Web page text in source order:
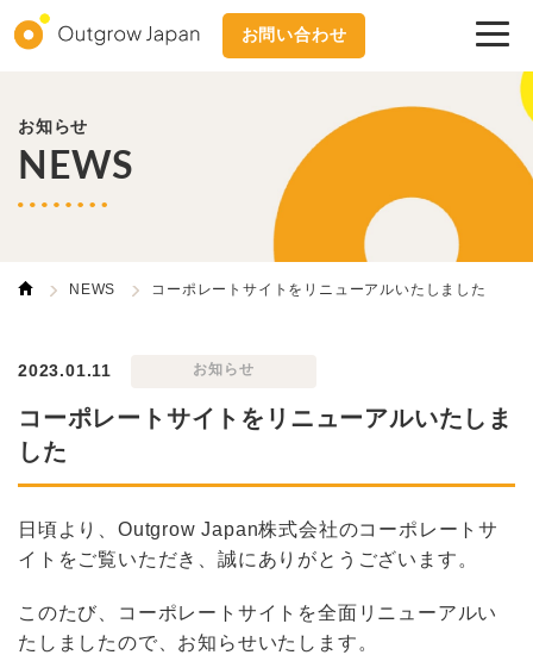
お問い合わせ
お知らせ
NEWS
NEWS コーポレートサイトをリニューアルいたしました
2023.01.11 お知らせ
コーポレートサイトをリニューアルいたしま
した
日頃より、Outgrow Japan株式会社のコーポレートサ
イトをご覧いただき、誠にありがとうございます。
このたび、コーポレートサイトを全面リニューアルい
たしましたので、お知らせいたします。